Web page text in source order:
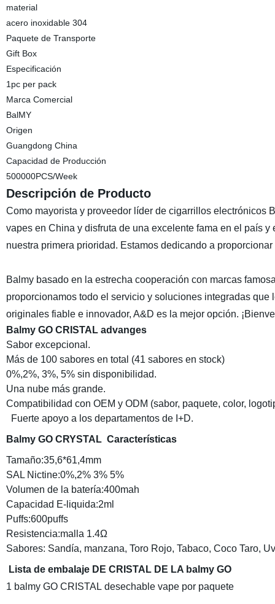
material
acero inoxidable 304
Paquete de Transporte
Gift Box
Especificación
1pc per pack
Marca Comercial
BalMY
Origen
Guangdong China
Capacidad de Producción
500000PCS/Week
Descripción de Producto
Como mayorista y proveedor líder de cigarrillos electrónicos
vapes en China y disfruta de una excelente fama en el país
nuestra primera prioridad. Estamos dedicando a
Balmy basado en la estrecha cooperación con marcas
proporcionamos todo el servicio y soluciones integradas
originales fiable e innovador, A&D es la mejor opción.
Balmy GO CRISTAL advanges
Sabor excepcional.
Más de 100 sabores en total (41 sabores en stock)
0%,2%, 3%, 5% sin disponibilidad.
Una nube más grande.
Compatibilidad con OEM y ODM (sabor, paquete, color,
Fuerte apoyo a los departamentos de I+D.
Balmy GO CRYSTAL Características
Tamaño:35,6*61,4mm
SAL Nictine:0%,2% 3% 5%
Volumen de la batería:400mah
Capacidad E-liquida:2ml
Puffs:600puffs
Resistencia:malla 1.4Ω
Sabores: Sandía, manzana, Toro Rojo, Tabaco, Coco Taro,
Lista de embalaje DE CRISTAL DE LA balmy GO
1 balmy GO CRISTAL desechable vape por paquete